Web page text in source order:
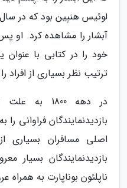
آبشار را مشاهده کرد. او
خود را در کتابی با
ترتیب نظر بسیاری از افراد
در دهه 1800
بازدیدنمایندگان
اصلی مسافران
بازدیدنمایندگان بسیار
ناپلئون بوناپارت به